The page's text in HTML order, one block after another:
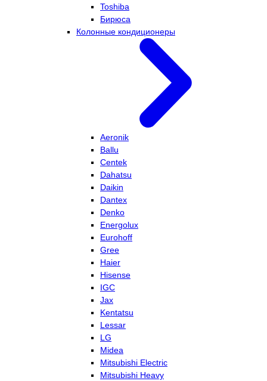
Toshiba
Бирюса
Колонные кондиционеры
Aeronik
Ballu
Centek
Dahatsu
Daikin
Dantex
Denko
Energolux
Eurohoff
Gree
Haier
Hisense
IGC
Jax
Kentatsu
Lessar
LG
Midea
Mitsubishi Electric
Mitsubishi Heavy